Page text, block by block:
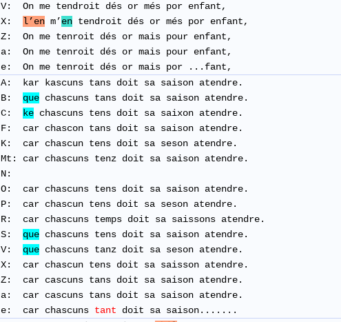
​V: On me tendroit dés or més por enfant,
X: l’en m’en tendroit dés or més por enfant,
Z: On me tenroit dés or mais pour enfant,
a: On me tenroit dés or mais pour enfant,
e: On me tenroit dés or mais por ...fant,
A: kar kascuns tans doit sa saison atendre.
B: que chascuns tans doit sa saison atendre.
C:
ke chascuns tens doit sa saixon atendre.
F: car chascon tans doit sa saison atendre.
K: car chascun tens doit sa seson atendre.
Mt: car chascuns tenz doit sa saison atendre.
N:
O: car chascuns tens doit sa saison atendre.
P: car chascun tens doit sa seson atendre.
R: car chascuns temps doit sa saissons atendre.
S: que chascuns tens doit sa saison atendre.
V: que chascuns tanz doit sa seson atendre.
X: car chascun tens doit sa saisson atendre.
Z: car cascuns tans doit sa saison atendre.
a: car cascuns tans doit sa saison atendre.
e: car chascuns tant doit sa saison.......